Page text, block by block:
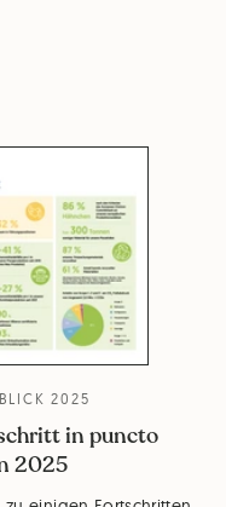
2025
in puncto
2025